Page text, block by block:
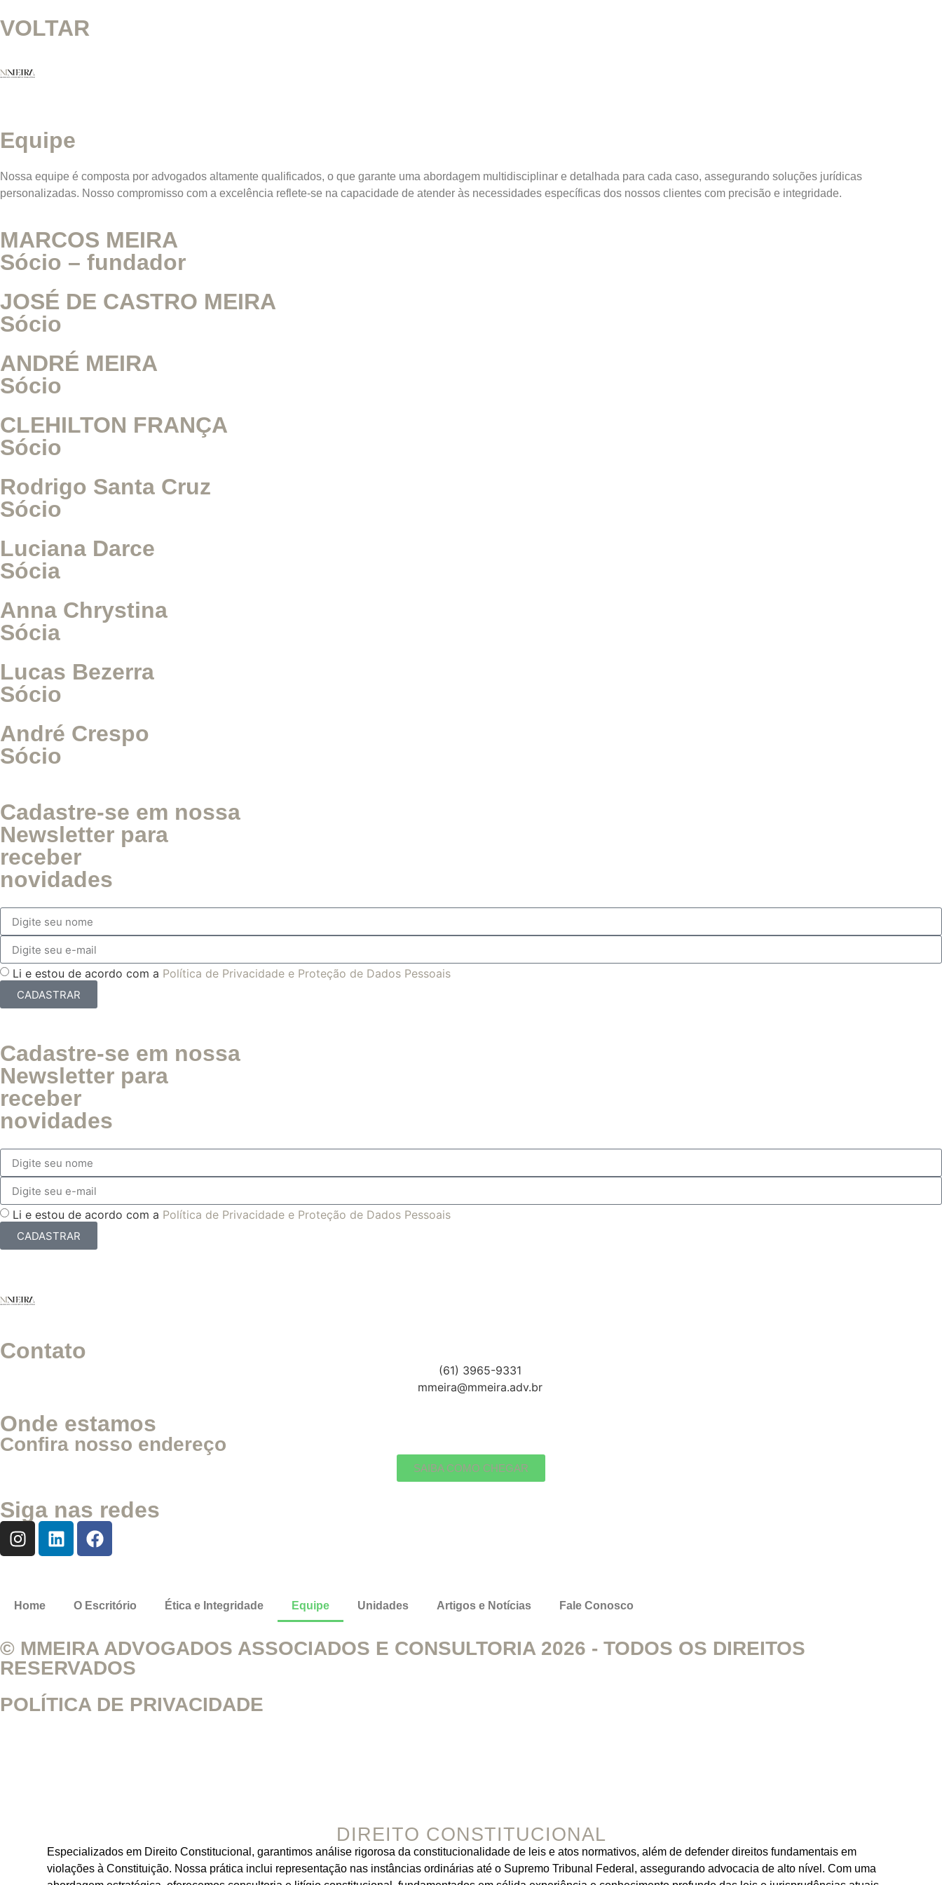
VOLTAR
Equipe
Nossa equipe é composta por advogados altamente qualificados, o que garante uma abordagem multidisciplinar e detalhada para cada caso, assegurando soluções jurídicas
personalizadas. Nosso compromisso com a excelência reflete-se na capacidade de atender às necessidades específicas dos nossos clientes com precisão e integridade.
MARCOS MEIRA
Sócio – fundador
JOSÉ DE CASTRO MEIRA
Sócio
ANDRÉ MEIRA
Sócio
CLEHILTON FRANÇA
Sócio
Rodrigo Santa Cruz
Sócio
Luciana Darce
Sócia
Anna Chrystina
Sócia
Lucas Bezerra
Sócio
André Crespo
Sócio
Cadastre-se em nossa
Newsletter para
receber
novidades
Li e estou de acordo com a Política de Privacidade e Proteção de Dados Pessoais
CADASTRAR
Cadastre-se em nossa
Newsletter para
receber
novidades
Li e estou de acordo com a Política de Privacidade e Proteção de Dados Pessoais
CADASTRAR
Contato
(61) 3965-9331
mmeira@mmeira.adv.br
Onde estamos
Confira nosso endereço
SAIBA COMO CHEGAR
Siga nas redes
Home O Escritório Ética e Integridade Equipe Unidades Artigos e Notícias Fale Conosco
© MMEIRA ADVOGADOS ASSOCIADOS E CONSULTORIA 2026 - TODOS OS DIREITOS
RESERVADOS
POLÍTICA DE PRIVACIDADE
DIREITO CONSTITUCIONAL
Especializados em Direito Constitucional, garantimos análise rigorosa da constitucionalidade de leis e atos normativos, além de defender direitos fundamentais em
violações à Constituição. Nossa prática inclui representação nas instâncias ordinárias até o Supremo Tribunal Federal, assegurando advocacia de alto nível. Com uma